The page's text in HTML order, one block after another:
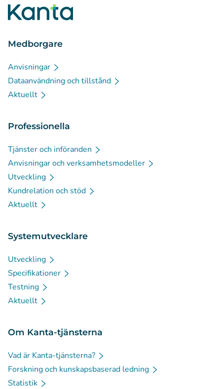
Medborgare
Anvisningar
Dataanvändning och tillstånd
Aktuellt
Professionella
Tjänster och införanden
Anvisningar och verksamhetsmodeller
Utveckling
Kundrelation och stöd
Aktuellt
Systemutvecklare
Utveckling
Specifikationer
Testning
Aktuellt
Om Kanta-tjänsterna
Vad är Kanta-tjänsterna?
Forskning och kunskapsbaserad ledning
Statistik